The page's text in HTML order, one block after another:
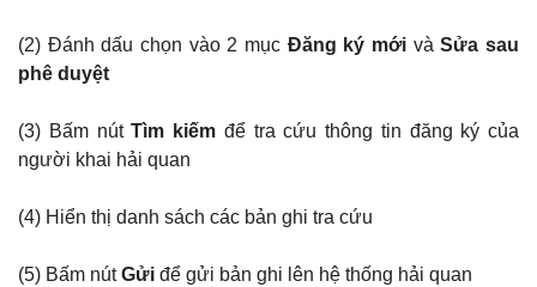
(2) Đánh dấu chọn vào 2 mục Đăng ký mới vàSửa sau
phê duyệt
(3) Bấm nútTìm kiếm để tra cứu thông tin đăng ký của
người khai hải quan
(4) Hiển thị danh sách các bản ghi tra cứu
(5) Bấm nútGửi để gửi bản ghi lên hệ thống hải quan